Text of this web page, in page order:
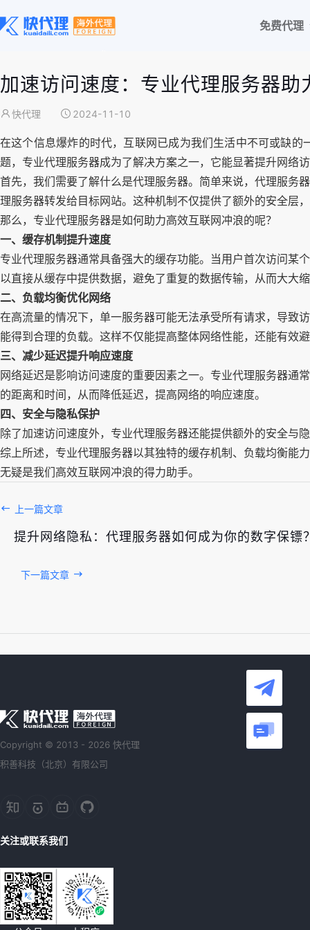
免费代理
加速访问速度：专业代理服务器助
快代理 2024-11-10
在这个信息爆炸的时代，互联网已成为我们生活中不可或缺
题，专业代理服务器成为了解决方案之一，它能显著提升网络
首先，我们需要了解什么是代理服务器。简单来说，代理服务
理服务器转发给目标网站。这种机制不仅提供了额外的安全层
那么，专业代理服务器是如何助力高效互联网冲浪的呢？
一、缓存机制提升速度
专业代理服务器通常具备强大的缓存功能。当用户首次访问某
以直接从缓存中提供数据，避免了重复的数据传输，从而大大
二、负载均衡优化网络
在高流量的情况下，单一服务器可能无法承受所有请求，导致
能得到合理的负载。这样不仅能提高整体网络性能，还能有效
三、减少延迟提升响应速度
网络延迟是影响访问速度的重要因素之一。专业代理服务器通
的距离和时间，从而降低延迟，提高网络的响应速度。
四、安全与隐私保护
除了加速访问速度外，专业代理服务器还能提供额外的安全与
综上所述，专业代理服务器以其独特的缓存机制、负载均衡能
无疑是我们高效互联网冲浪的得力助手。
上一篇文章
提升网络隐私：代理服务器如何成为你的数字保镖
下一篇文章
Copyright © 2013 - 2026 快代理
积善科技（北京）有限公司
关注或联系我们